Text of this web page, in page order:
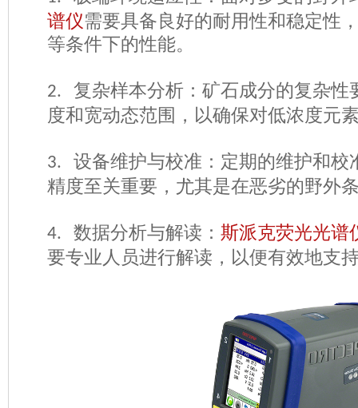
谱仪需要具备良好的耐用性和稳定性
等条件下的性能。
2. 复杂样本分析：矿石成分的复杂性
度和宽动态范围，以确保对低浓度元
3. 设备维护与校准：定期的维护和校
精度至关重要，尤其是在恶劣的野外
4. 数据分析与解读： 斯派克荧光光谱
要专业人员进行解读，以便有效地支